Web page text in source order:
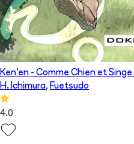
Ken'en - Comme Chien et Singe
H. Ichimura, Fuetsudo
4.0